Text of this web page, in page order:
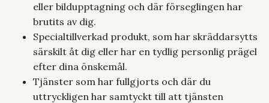
eller bildupptagning och där förseglingen har
brutits av dig.
Specialtillverkad produkt, som har skräddarsytts
särskilt åt dig eller har en tydlig personlig prägel
efter dina önskemål.
Tjänster som har fullgjorts och där du
uttryckligen har samtyckt till att tjänsten